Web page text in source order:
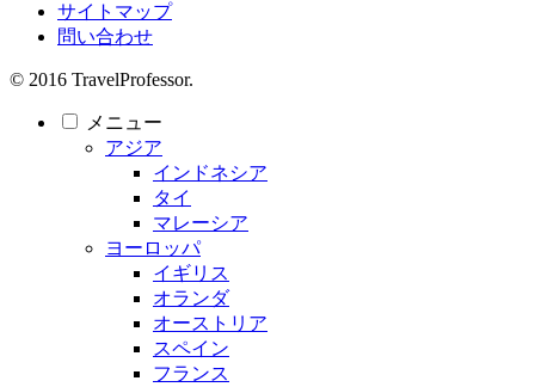
サイトマップ
問い合わせ
© 2016 TravelProfessor.
メニュー
アジア
インドネシア
タイ
マレーシア
ヨーロッパ
イギリス
オランダ
オーストリア
スペイン
フランス